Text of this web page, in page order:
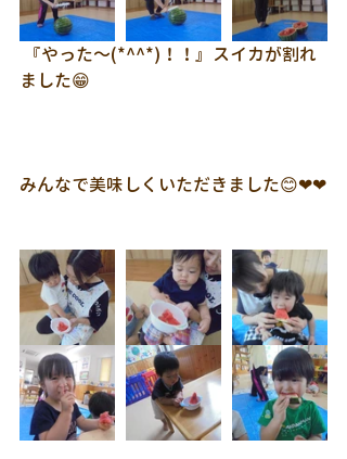
ました😁
みんなで美味しくいただきました😊❤❤